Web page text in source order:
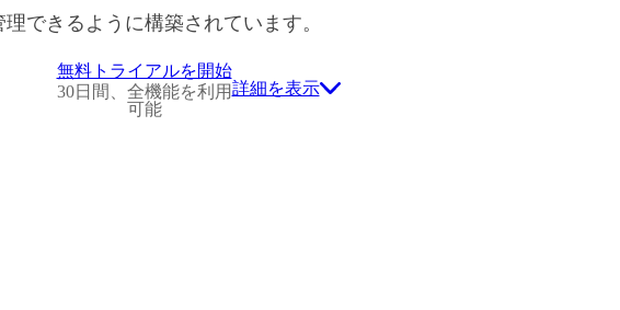
できるように構築されています。
無料トライアルを開始
30日間、全機能を利用
可能
詳細を表示